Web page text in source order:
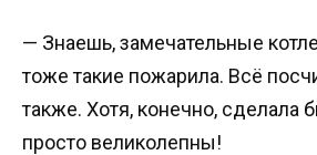
— Знаешь, замечательные
тоже такие пожарила. Всё
также. Хотя, конечно, сделала
просто великолепны!